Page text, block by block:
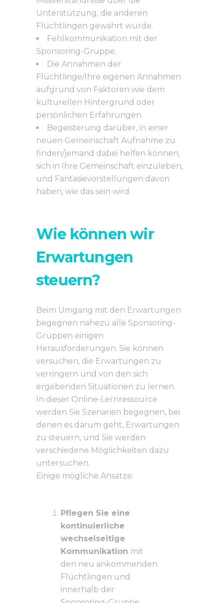
Unterstützung, die anderen
Flüchtlingen gewährt wurde.
Fehlkommunikation mit der
Sponsoring-Gruppe.
Die Annahmen der
Flüchtlinge/Ihre eigenen Annahmen
aufgrund von Faktoren wie dem
kulturellen Hintergrund oder
persönlichen Erfahrungen.
Begeisterung darüber, in einer
neuen Gemeinschaft Aufnahme zu
finden/jemand dabei helfen können,
sich in Ihre Gemeinschaft einzuleben,
und Fantasievorstellungen davon
haben, wie das sein wird.
Wie können wir
Erwartungen
steuern?
Beim Umgang mit den Erwartungen
begegnen nahezu alle Sponsoring-
Gruppen einigen
Herausforderungen. Sie können
versuchen, die Erwartungen zu
verringern und von den sich
ergebenden Situationen zu lernen.
In dieser Online-Lernressource
werden Sie Szenarien begegnen, bei
denen es darum geht, Erwartungen
zu steuern, und Sie werden
verschiedene Möglichkeiten dazu
untersuchen.
Einige mögliche Ansätze:
Pflegen Sie eine
kontinuierliche
wechselseitige
Kommunikation mit
den neu ankommenden
Flüchtlingen und
innerhalb der